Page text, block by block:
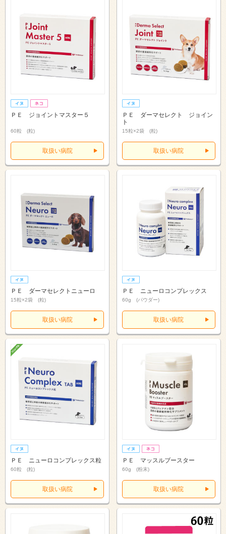
ＰＥ ジョイントマスター５
60粒 (粒)
取扱い病院
ＰＥ ダーマセレクト ジョイン
ト
15粒×2袋 (粒)
取扱い病院
ＰＥ ダーマセレクトニューロ
15粒×2袋 (粒)
取扱い病院
ＰＥ ニューロコンプレックス
60g (パウダー)
取扱い病院
ＰＥ ニューロコンプレックス粒
60粒 (粒)
取扱い病院
ＰＥ マッスルブースター
60g (粉末)
取扱い病院